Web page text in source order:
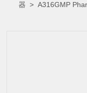
器 > A316GMP